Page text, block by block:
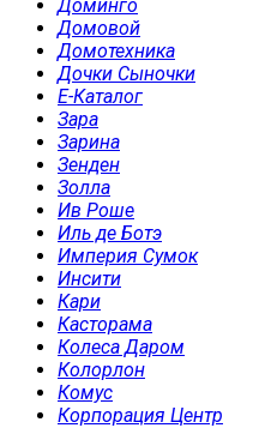
Доминго
Домовой
Домотехника
Дочки Сыночки
Е-Каталог
Зара
Зарина
Зенден
Золла
Ив Роше
Иль де Ботэ
Империя Сумок
Инсити
Кари
Касторама
Колеса Даром
Колорлон
Комус
Корпорация Центр